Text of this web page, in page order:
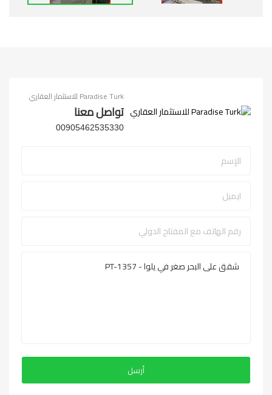
Paradise Turk للاستثمار العقاري
تواصل معنا
00905462535330